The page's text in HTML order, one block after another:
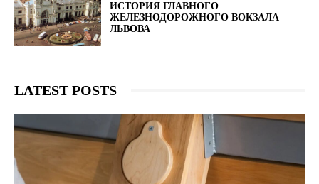
ИСТОРИЯ ГЛАВНОГО
ЖЕЛЕЗНОДОРОЖНОГО ВОКЗАЛА
ЛЬВОВА
LATEST POSTS